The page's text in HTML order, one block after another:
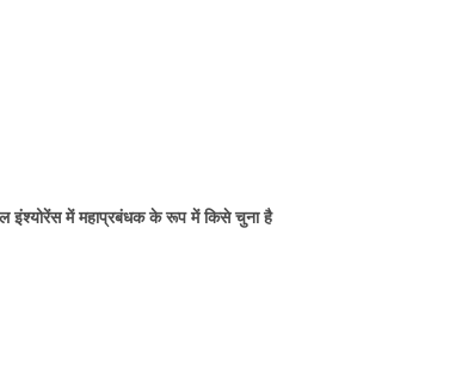
इंश्योरेंस में महाप्रबंधक के रूप में किसे चुना है